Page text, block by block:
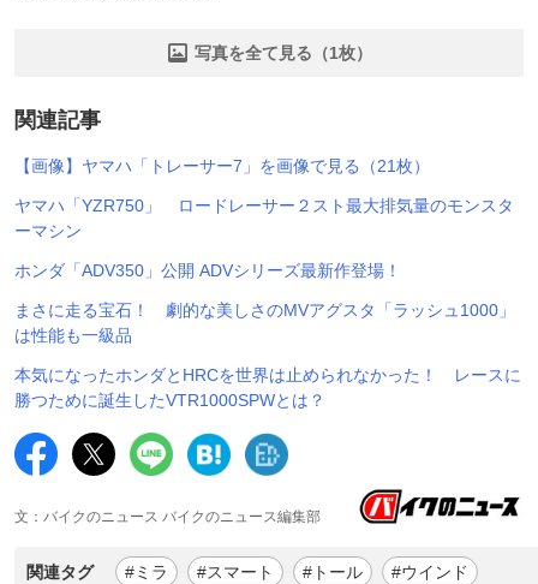
写真を全て見る（1枚）
関連記事
【画像】ヤマハ「トレーサー7」を画像で見る（21枚）
ヤマハ「YZR750」 ロードレーサー２スト最大排気量のモンスタ
ーマシン
ホンダ「ADV350」公開 ADVシリーズ最新作登場！
まさに走る宝石！ 劇的な美しさのMVアグスタ「ラッシュ1000」
は性能も一級品
本気になったホンダとHRCを世界は止められなかった！ レースに
勝つために誕生したVTR1000SPWとは？
文：バイクのニュース バイクのニュース編集部
関連タグ #ミラ #スマート #トール #ウインド